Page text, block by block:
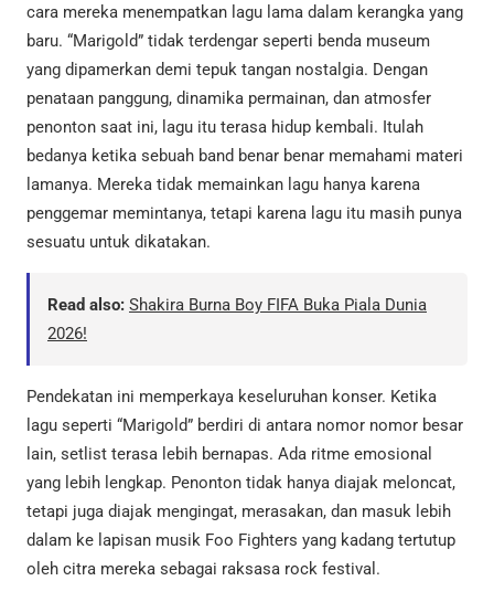
cara mereka menempatkan lagu lama dalam kerangka yang
baru. “Marigold” tidak terdengar seperti benda museum
yang dipamerkan demi tepuk tangan nostalgia. Dengan
penataan panggung, dinamika permainan, dan atmosfer
penonton saat ini, lagu itu terasa hidup kembali. Itulah
bedanya ketika sebuah band benar benar memahami materi
lamanya. Mereka tidak memainkan lagu hanya karena
penggemar memintanya, tetapi karena lagu itu masih punya
sesuatu untuk dikatakan.
Read also: Shakira Burna Boy FIFA Buka Piala Dunia
2026!
Pendekatan ini memperkaya keseluruhan konser. Ketika
lagu seperti “Marigold” berdiri di antara nomor nomor besar
lain, setlist terasa lebih bernapas. Ada ritme emosional
yang lebih lengkap. Penonton tidak hanya diajak meloncat,
tetapi juga diajak mengingat, merasakan, dan masuk lebih
dalam ke lapisan musik Foo Fighters yang kadang tertutup
oleh citra mereka sebagai raksasa rock festival.